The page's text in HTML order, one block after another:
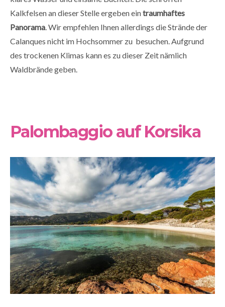
Kalkfelsen an dieser Stelle ergeben eintraumhaftes
Panorama. Wir empfehlen Ihnen allerdings die Strände der
Calanques nicht im Hochsommer zu besuchen. Aufgrund
des trockenen Klimas kann es zu dieser Zeit nämlich
Waldbrände geben.
Palombaggio auf Korsika